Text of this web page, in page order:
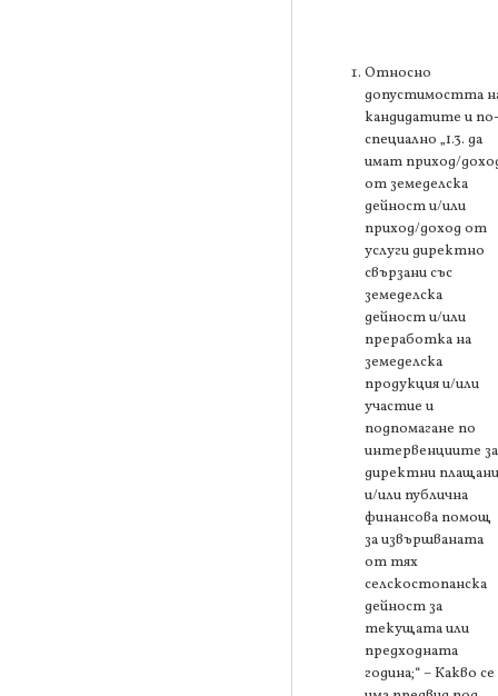
Относно
допустимостта
кандидатите и по-
специално „1.3. да
имат приход/
от земеделска
дейност и/или
приход/доход от
услуги директно
свързани със
земеделска
дейност и/или
преработка на
земеделска
продукция и/или
участие и
подпомагане по
интервенциите за
директни
и/или публична
финансова помощ
за извършваната
от тях
селскостопанска
дейност за
текущата или
предходната
година;“ – Какво се